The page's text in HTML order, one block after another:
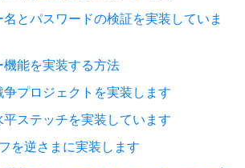
とパスワードの検証を実装していま
能を実装する方法
プロジェクトを実装します
ステッチを実装しています
を逆さまに実装します